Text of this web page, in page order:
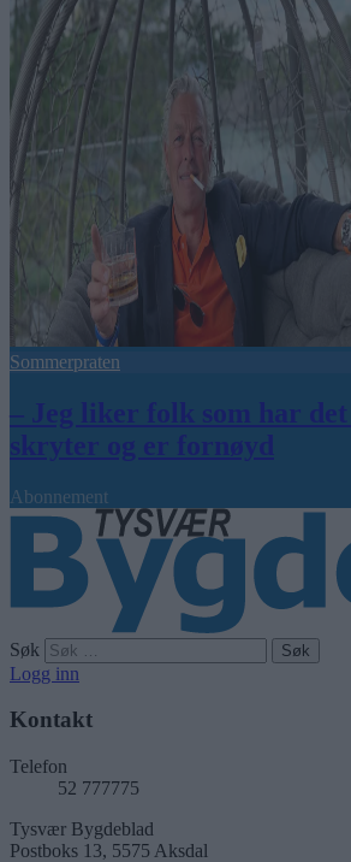
Sommerpraten
– Jeg liker folk som har
skryter og er fornøyd
Abonnement
Søk
Logg inn
Kontakt
Telefon
52 777775
Tysvær Bygdeblad
Postboks 13, 5575 Aksdal